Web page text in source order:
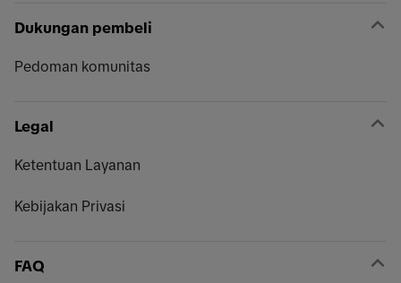
Dukungan pembeli
Pedoman komunitas
Legal
Ketentuan Layanan
Kebijakan Privasi
FAQ